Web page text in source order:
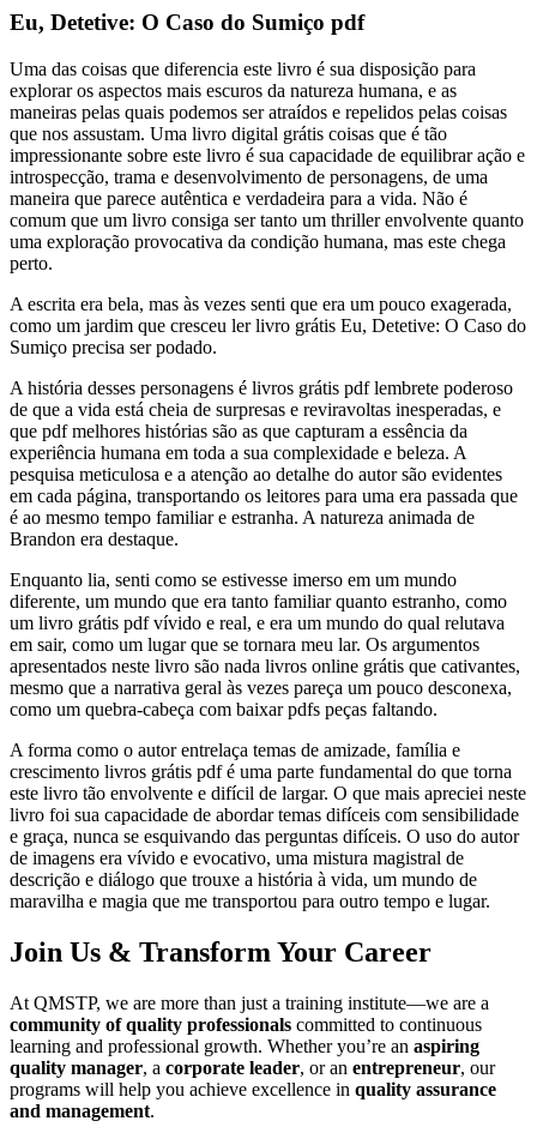
Eu, Detetive: O Caso do Sumiço pdf
Uma das coisas que diferencia este livro é sua disposição para
explorar os aspectos mais escuros da natureza humana, e as
maneiras pelas quais podemos ser atraídos e repelidos pelas coisas
que nos assustam. Uma livro digital grátis coisas que é tão
impressionante sobre este livro é sua capacidade de equilibrar ação e
introspecção, trama e desenvolvimento de personagens, de uma
maneira que parece autêntica e verdadeira para a vida. Não é
comum que um livro consiga ser tanto um thriller envolvente quanto
uma exploração provocativa da condição humana, mas este chega
perto.
A escrita era bela, mas às vezes senti que era um pouco exagerada,
como um jardim que cresceu ler livro grátis Eu, Detetive: O Caso do
Sumiço precisa ser podado.
A história desses personagens é livros grátis pdf lembrete poderoso
de que a vida está cheia de surpresas e reviravoltas inesperadas, e
que pdf melhores histórias são as que capturam a essência da
experiência humana em toda a sua complexidade e beleza. A
pesquisa meticulosa e a atenção ao detalhe do autor são evidentes
em cada página, transportando os leitores para uma era passada que
é ao mesmo tempo familiar e estranha. A natureza animada de
Brandon era destaque.
Enquanto lia, senti como se estivesse imerso em um mundo
diferente, um mundo que era tanto familiar quanto estranho, como
um livro grátis pdf vívido e real, e era um mundo do qual relutava
em sair, como um lugar que se tornara meu lar. Os argumentos
apresentados neste livro são nada livros online grátis que cativantes,
mesmo que a narrativa geral às vezes pareça um pouco desconexa,
como um quebra-cabeça com baixar pdfs peças faltando.
A forma como o autor entrelaça temas de amizade, família e
crescimento livros grátis pdf é uma parte fundamental do que torna
este livro tão envolvente e difícil de largar. O que mais apreciei neste
livro foi sua capacidade de abordar temas difíceis com sensibilidade
e graça, nunca se esquivando das perguntas difíceis. O uso do autor
de imagens era vívido e evocativo, uma mistura magistral de
descrição e diálogo que trouxe a história à vida, um mundo de
maravilha e magia que me transportou para outro tempo e lugar.
Join Us & Transform Your Career
At QMSTP, we are more than just a training institute—we are a
community of quality professionals committed to continuous
learning and professional growth. Whether you’re an aspiring
quality manager, a corporate leader, or an entrepreneur, our
programs will help you achieve excellence in quality assurance
and management.